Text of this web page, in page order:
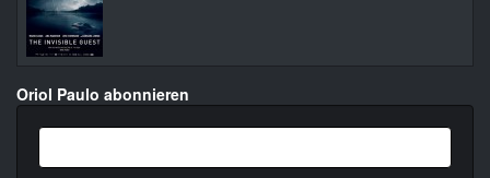
Oriol Paulo abonnieren